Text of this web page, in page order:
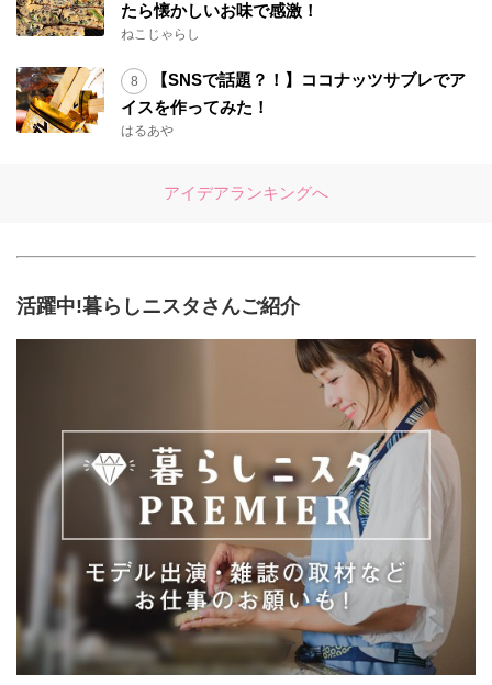
たら懐かしいお味で感激！
ねこじゃらし
【SNSで話題？！】ココナッツサブレでア
イスを作ってみた！
はるあや
アイデアランキングへ
活躍中!暮らしニスタさんご紹介